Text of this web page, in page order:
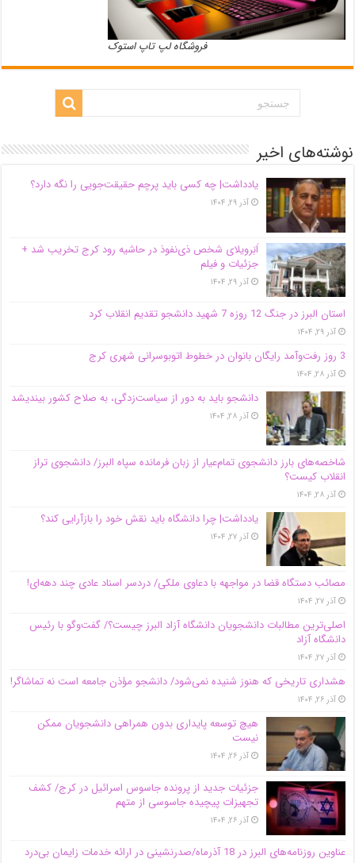
فروشگاه لپ تاپ استوک
نوشته‌های اخیر
یادداشت| ‌چه کسی باید پرچم حقیقت‌جویی را نگه دارد؟
آذر ۲۹, ۱۴۰۴
اَبَر‌ویلای شخص ذی‌نفوذ در حاشیه‌ رود کرج تخریب شد +
جزئیات و فیلم
آذر ۲۹, ۱۴۰۴
استان البرز در جنگ 12 روزه 7 شهید دانشجو تقدیم انقلاب کرد
آذر ۲۹, ۱۴۰۴
3 روز رفت‌وآمد رایگان بانوان در خطوط اتوبوسرانی شهری کرج
آذر ۲۸, ۱۴۰۴
دانشجو باید به دور از سیاست‌زدگی، به صلاح کشور بیندیشد
آذر ۲۸, ۱۴۰۴
شاخصه‌های بارز دانشجوی تمام‌عیار از زبان فرمانده سپاه البرز/ دانشجوی تراز
انقلاب کیست؟
آذر ۲۸, ۱۴۰۴
یادداشت| چرا دانشگاه باید نقش خود را بازآرایی کند؟
آذر ۲۷, ۱۴۰۴
مصائب دستگاه قضا در مواجهه با دعاوی ملکی/ دردسر اسناد عادی چند‌ دهه‌ای!
آذر ۲۷, ۱۴۰۴
اصلی‌ترین مطالبات دانشجویان دانشگاه آزاد البرز چیست؟/ گفت‌وگو با رئیس
دانشگاه آز‌اد
آذر ۲۷, ۱۴۰۴
هشداری تاریخی که هنوز شنیده نمی‌شود/ دانشجو مؤذن جامعه است نه تماشاگر!
آذر ۲۶, ۱۴۰۴
هیچ توسعه پایداری بدون همراهی دانشجویان ممکن
نیست
آذر ۲۶, ۱۴۰۴
جزئیات جدید از پرونده جاسوس اسرائیل در کرج/‌ کشف
تجهیزات پیچیده جاسوسی از متهم
آذر ۲۶, ۱۴۰۴
عناوین روزنامه‌های البرز در ‌18 آذرماه/صدرنشینی در ارائه خدمات زایمان بی‌درد